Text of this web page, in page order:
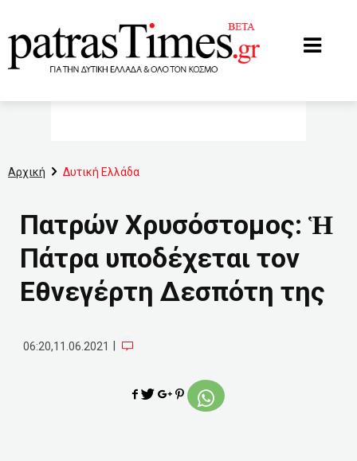
Αρχική Δυτική Ελλάδα
Πατρών Χρυσόστομος: Ἡ
Πάτρα υποδέχεται τον
Εθνεγέρτη Δεσπότη της
06:20,11.06.2021